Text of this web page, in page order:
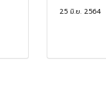
25 มิ.ย. 2564